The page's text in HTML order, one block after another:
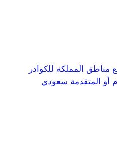
المملكة للكوادر
مبيعات (دوام كامل).– مبيعات (عمل موسمي). الشروط:1- أن يكون المتقدم أو المتقدمة سعودي